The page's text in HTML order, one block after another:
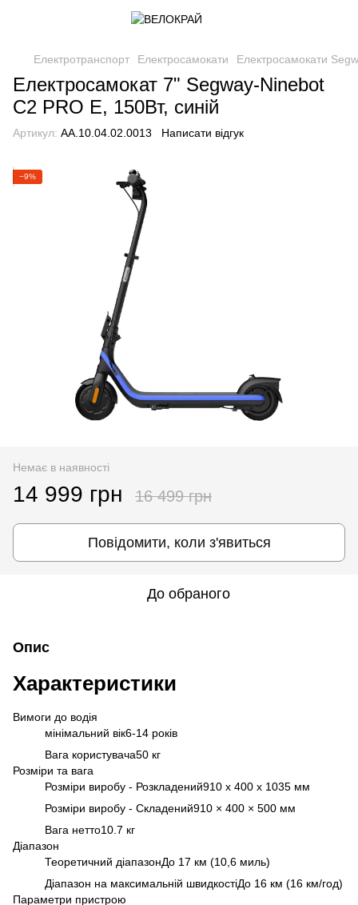
Електротранспорт Електросамокати Електросамокати
Електросамокат 7" Segway-Ninebot
C2 PRO E, 150Вт, синій
Артикул: AA.10.04.02.0013 Написати відгук
−9%
Немає в наявності
14 999 грн 16 499 грн
Повідомити, коли з'явиться
До обраного
Опис
Характеристики
Вимоги до водія
мінімальний вік6-14 років
Вага користувача50 кг
Розміри та вага
Розміри виробу - Розкладений910 x 400 x 1035 мм
Розміри виробу - Складений910 × 400 × 500 мм
Вага нетто10.7 кг
Діапазон
Теоретичний діапазонДо 17 км (10,6 миль)
Діапазон на максимальній швидкостіДо 16 км (16 км/год)
Параметри пристрою